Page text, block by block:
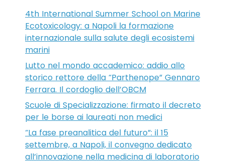
4th International Summer School on Marine
Ecotoxicology: a Napoli la formazione
internazionale sulla salute degli ecosistemi
marini
Lutto nel mondo accademico: addio allo
storico rettore della “Parthenope” Gennaro
Ferrara. Il cordoglio dell’OBCM
Scuole di Specializzazione: firmato il decreto
per le borse ai laureati non medici
“La fase preanalitica del futuro”: il 15
settembre, a Napoli, il convegno dedicato
all’innovazione nella medicina di laboratorio